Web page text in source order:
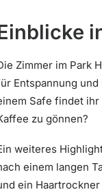
Zimmer im Park
Entspannung und
Safe findet ihr
zu gönnen?
weiteres
einem langen
ein